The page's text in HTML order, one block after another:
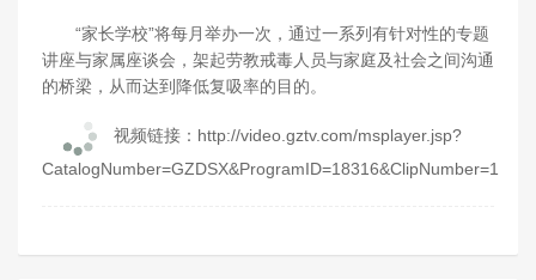
“家长学校”将每月举办一次，通过一系列有针对性的专题
讲座与家属座谈会，架起劳教戒毒人员与家庭及社会之间沟通
的桥梁，从而达到降低复吸率的目的。
视频链接：http://video.gztv.com/msplayer.jsp?
CatalogNumber=GZDSX&ProgramID=18316&ClipNumber=1